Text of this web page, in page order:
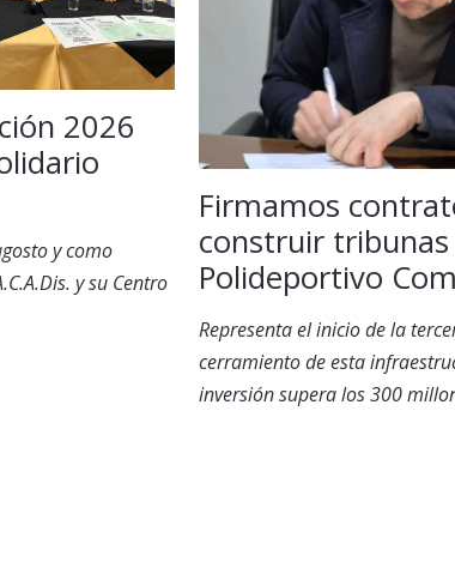
2026
y como
y su Centro
Firmamos
construir
Polideportivo
Representa el inicio de la
cerramiento de esta
inversión supera los 300